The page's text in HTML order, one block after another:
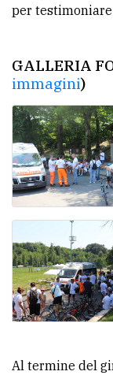
per
GALLERIA
immagini)
Al termine del